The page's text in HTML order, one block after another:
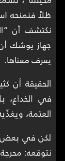
ظلاً فنمنحه
نكتشف أن
جهاز يوشك أن
يعرف معناها.
الحقيقة أن
في
العتمة،
لكن في بعض
نتوقعه: